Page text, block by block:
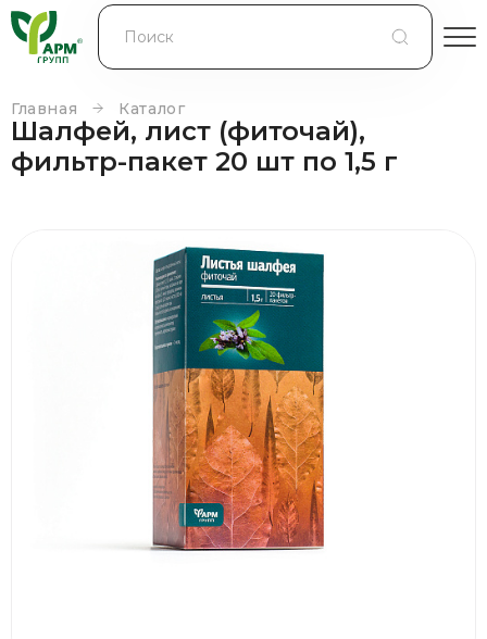
КОНТРАКТНОЕ ПРОИЗВОДСТВО
КОНТАКТЫ
Главная Каталог
Шалфей, лист (фиточай),
фильтр-пакет 20 шт по 1,5 г